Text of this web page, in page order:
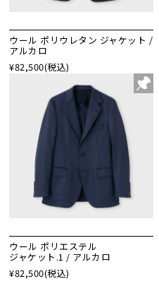
ウール ポリウレタン ジャケット /
アルカロ
¥82,500(税込)
ウール ポリエステル
ジャケット.1 / アルカロ
¥82,500(税込)